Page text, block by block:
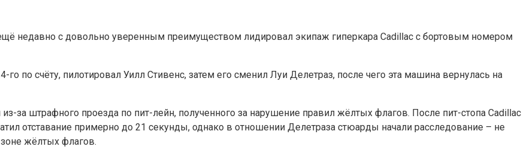
недавно с довольно уверенным преимуществом лидировал экипаж гиперкара Cadillac c бортовым номером
го по счёту, пилотировал Уилл Стивенс, затем его сменил Луи Делетраз, после чего эта машина вернулась на
за штрафного проезда по пит-лейн, полученного за нарушение правил жёлтых флагов. После пит-стопа Cadillac
отставание примерно до 21 секунды, однако в отношении Делетраза стюарды начали расследование – не
жёлтых флагов.